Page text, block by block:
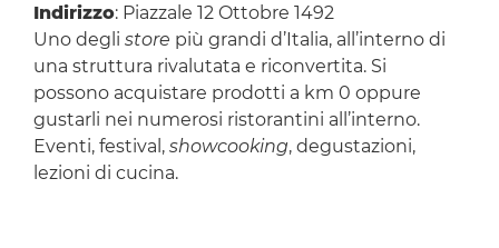
Indirizzo: Piazzale 12 Ottobre 1492
Uno degli store più grandi d’Italia, all’interno di
una struttura rivalutata e riconvertita. Si
possono acquistare prodotti a km 0 oppure
gustarli nei numerosi ristorantini all’interno.
Eventi, festival, showcooking, degustazioni,
lezioni di cucina.